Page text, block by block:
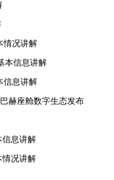
情况讲解
本信息讲解
信息讲解
赫座舱数字生态发布
信息讲解
情况讲解